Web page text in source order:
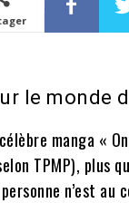
le monde
manga «
TPMP),
n’est au